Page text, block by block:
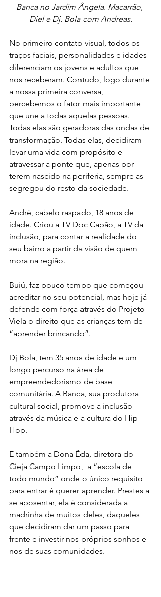
Banca no Jardim Ângela. Macarrão,
Diel e Dj. Bola com Andreas.
No primeiro contato visual, todos os
traços faciais, personalidades e idades
diferenciam os jovens e adultos que
nos receberam. Contudo, logo durante
a nossa primeira conversa,
percebemos o fator mais importante
que une a todas aquelas pessoas.
Todas elas são geradoras das ondas de
transformação. Todas elas, decidiram
levar uma vida com propósito e
atravessar a ponte que, apenas por
terem nascido na periferia, sempre as
segregou do resto da sociedade.
André, cabelo raspado, 18 anos de
idade. Criou a TV Doc Capão, a TV da
inclusão, para contar a realidade do
seu bairro a partir da visão de quem
mora na região.
Buiú, faz pouco tempo que começou
acreditar no seu potencial, mas hoje já
defende com força através do Projeto
Viela o direito que as crianças tem de
“aprender brincando”.
Dj Bola, tem 35 anos de idade e um
longo percurso na área de
empreendedorismo de base
comunitária. A Banca, sua produtora
cultural social, promove a inclusão
através da música e a cultura do Hip
Hop.
E também a Dona Êda, diretora do
Cieja Campo Limpo,  a “escola de
todo mundo” onde o único requisito
para entrar é querer aprender. Prestes a
se aposentar, ela é considerada a
madrinha de muitos deles, daqueles
que decidiram dar um passo para
frente e investir nos próprios sonhos e
nos de suas comunidades.